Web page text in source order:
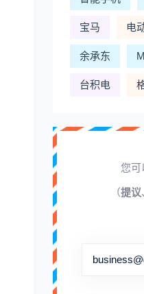
宝马 电
余承东
台积电
您可
（提议